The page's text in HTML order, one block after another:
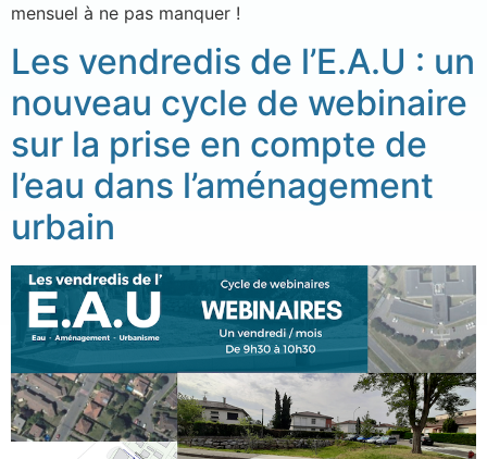
mensuel à ne pas manquer !
Les vendredis de l’E.A.U : un
nouveau cycle de webinaire
sur la prise en compte de
l’eau dans l’aménagement
urbain